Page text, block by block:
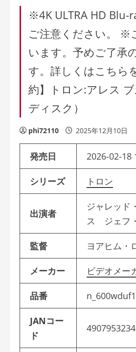
※4K ULTRA HD Blu-
ご注意ください。 ※
います。予めご了承
す。詳しくはこちら
約】トロン:アレス
ディスク）
phi72110 2025年12月10日
発売日 2026-02-18
シリーズ トロン
出演者
ジャレッ
ス ジェフ
監督 ヨアヒム・
メーカー ビデオメー
品番
JANコー
ド